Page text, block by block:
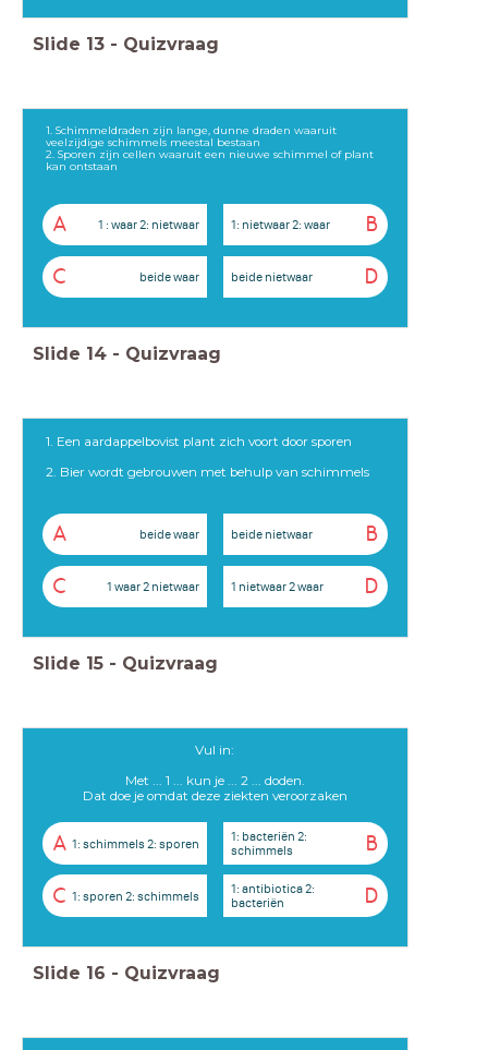
Slide 13 - Quizvraag
1. Schimmeldraden zijn lange, dunne draden waaruit
veelzijdige schimmels meestal bestaan
2. Sporen zijn cellen waaruit een nieuwe schimmel of plant
kan ontstaan
A 1 : waar 2: nietwaar B
1: nietwaar 2: waar
C beide waar D
beide nietwaar
Slide 14 - Quizvraag
1. Een aardappelbovist plant zich voort door sporen
2. Bier wordt gebrouwen met behulp van schimmels
A beide waar B
beide nietwaar
C 1 waar 2 nietwaar D
1 nietwaar 2 waar
Slide 15 - Quizvraag
Vul in:
Met ... 1 ... kun je ... 2 ... doden.
Dat doe je omdat deze ziekten veroorzaken
A 1: schimmels 2: sporen B
1: bacteriën 2:
schimmels
C 1: sporen 2: schimmels D
1: antibiotica 2:
bacteriën
Slide 16 - Quizvraag